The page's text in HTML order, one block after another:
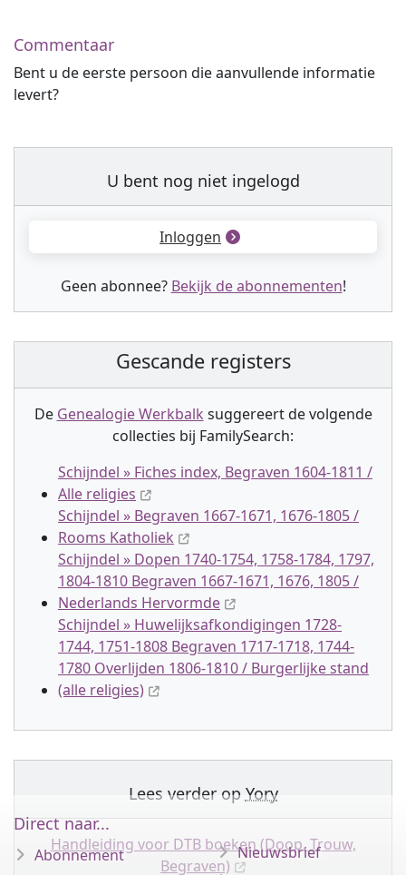
Commentaar
Bent u de eerste persoon die aanvullende informatie
levert?
U bent nog niet ingelogd
Inloggen
Geen abonnee? Bekijk de abonnementen!
Gescande registers
De Genealogie Werkbalk suggereert de volgende
collecties bij FamilySearch:
Schijndel » Fiches index, Begraven 1604-1811 /
Alle religies
Schijndel » Begraven 1667-1671, 1676-1805 /
Rooms Katholiek
Schijndel » Dopen 1740-1754, 1758-1784, 1797,
1804-1810 Begraven 1667-1671, 1676, 1805 /
Nederlands Hervormde
Schijndel » Huwelijksafkondigingen 1728-
1744, 1751-1808 Begraven 1717-1718, 1744-
1780 Overlijden 1806-1810 / Burgerlijke stand
(alle religies)
Lees verder op Yory
Handleiding voor DTB boeken (Doop, Trouw,
Begraven)
Direct naar...
Abonnement
Nieuwsbrief